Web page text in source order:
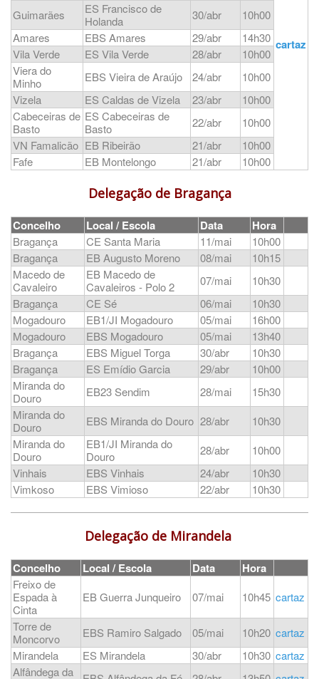
cartaz
Guimarães
ES Francisco de
Holanda
30/abr
10h00
Amares
EBS Amares 29/abr
14h30
Vila Verde
ES Vila Verde 28/abr
10h00
Viera do
Minho
EBS Vieira de Araújo 24/abr
10h00
Vizela
ES Caldas de Vizela 23/abr
10h00
Cabeceiras de
Basto
ES Cabeceiras de
Basto
22/abr
10h00
VN Famalicão EB Ribeirão 21/abr
10h00
Fafe
EB Montelongo 21/abr 10h00
Delegação de Bragança
Concelho Local / Escola Data Hora
Bragança CE Santa Maria 11/mai
10h00
Bragança
EB Augusto Moreno 08/mai
10h15
Macedo de
Cavaleiro
EB Macedo de
Cavaleiros - Polo 2
07/mai
10h30
Bragança
CE Sé 06/mai
10h30
Mogadouro
EB1/JI Mogadouro 05/mai
16h00
Mogadouro
EBS Mogadouro 05/mai
13h40
Bragança
EBS Miguel Torga 30/abr
10h30
Bragança
ES Emídio Garcia 29/abr
10h00
Miranda do
Douro
EB23 Sendim 28/mai
15h30
Miranda do
Douro
EBS Miranda do Douro 28/abr
10h30
Miranda do
Douro
EB1/JI Miranda do
Douro
28/abr
10h00
Vinhais
EBS Vinhais 24/abr
10h30
Vimkoso
EBS Vimioso 22/abr 10h30
Delegação de Mirandela
Concelho Local / Escola Data Hora
Freixo de
Espada à
Cinta
EB Guerra Junqueiro 07/mai 10h45 cartaz
Torre de
Moncorvo
EBS Ramiro Salgado 05/mai 10h20 cartaz
Mirandela
ES Mirandela 30/abr 10h30 cartaz
Alfândega da